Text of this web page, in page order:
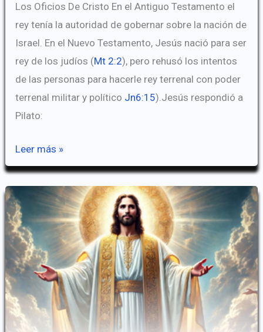
Los Oficios De Cristo En el Antiguo Testamento el
rey tenía la autoridad de gobernar sobre la nación de
Israel. En el Nuevo Testamento, Jesús nació para ser
rey de los judíos (Mt 2:2), pero rehusó los intentos
de las personas para hacerle rey terrenal con poder
terrenal militar y político Jn6:15).Jesús respondió a
Pilato:
Cristo
Como
Rey
(Los
Oficios
De
Cristo)
Leer más »